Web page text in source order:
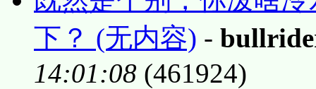
下？ (无内容) -
14:01:08 (461924)